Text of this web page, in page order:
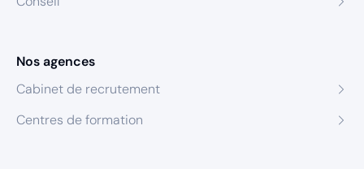
Nos agences
Cabinet de recrutement
Centres de formation